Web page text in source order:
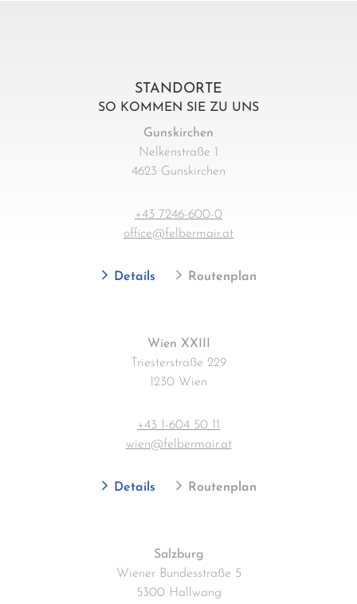
STANDORTE
SO KOMMEN SIE ZU UNS
Gunskirchen
Nelkenstraße 1
4623 Gunskirchen
+43 7246-600-0
office@felbermair.at
Details Routenplan
Wien XXIII
Triesterstraße 229
1230 Wien
+43 1-604 50 11
wien@felbermair.at
Details Routenplan
Salzburg
Wiener Bundesstraße 5
5300 Hallwang